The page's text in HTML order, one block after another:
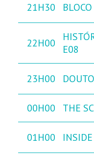
21H30
22H00
E08
23H00
00H00 THE
01H00